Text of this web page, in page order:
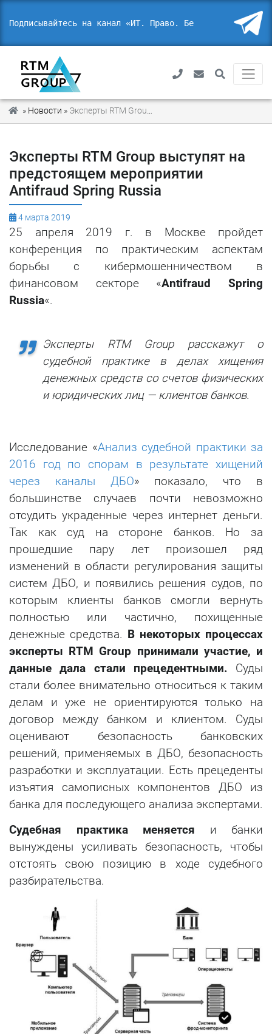
Подписывайтесь на канал «ИТ. Право. Безоп
» Новости »
Эксперты RTM Group выступят на
предстоящем мероприятии
Antifraud Spring Russia
4 марта 2019
25 апреля 2019 г. в Москве пройдет
конференция по практическим аспектам
борьбы с кибермошенничеством в
финансовом секторе «Antifraud Spring
Russia«.
Эксперты RTM Group расскажут о
судебной практике в делах хищения
денежных средств со счетов физических
и юридических лиц — клиентов банков.
Исследование «Анализ судебной практики за
2016 год по спорам в результате хищений
через каналы ДБО» показало, что в
большинстве случаев почти невозможно
отсудить украденные через интернет деньги.
Так как суд на стороне банков. Но за
прошедшие пару лет произошел ряд
изменений в области регулирования защиты
систем ДБО, и появились решения судов, по
которым клиенты банков смогли вернуть
полностью или частично, похищенные
денежные средства.
В некоторых процессах
эксперты RTM Group принимали участие, и
данные дала стали прецедентными. Суды
стали более внимательно относиться к таким
делам и уже не ориентируются только на
договор между банком и клиентом. Суды
оценивают безопасность банковских
решений, применяемых в ДБО, безопасность
разработки и эксплуатации. Есть прецеденты
изъятия самописных компонентов ДБО из
банка для последующего анализа экспертами.
Судебная практика меняется и банки
вынуждены усиливать безопасность, чтобы
отстоять свою позицию в ходе судебного
разбирательства.